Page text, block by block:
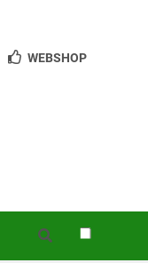
WEBSHOP